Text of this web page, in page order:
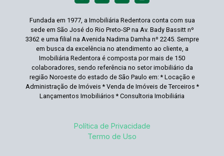
Fundada em 1977, a Imobiliária Redentora conta com sua
sede em São José do Rio Preto-SP na Av. Bady Bassitt nº
3362 e uma filial na Avenida Nadima Damha nº 2245. Sempre
em busca da excelência no atendimento ao cliente, a
Imobiliária Redentora é composta por mais de 150
colaboradores, sendo referência no setor imobiliário da
região Noroeste do estado de São Paulo em: * Locação e
Administração de Imóveis * Venda de Imóveis de Terceiros *
Lançamentos Imobiliários * Consultoria Imobiliária
Política de Privacidade
Termo de Uso